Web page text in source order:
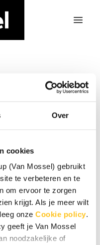
Over
cookies
(Van Mossel) gebruikt
te verbeteren en te
om ervoor te zorgen
krijgt. Als je meer wilt
onze Cookie policy.
geeft je Van Mossel
noodzakelijke of